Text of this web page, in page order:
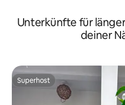
Unterkünfte für
deiner
Superhost
Superhost